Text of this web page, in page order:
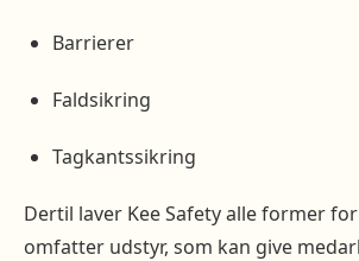
Barrierer
Faldsikring
Tagkantssikring
Dertil laver Kee Safety alle former
omfatter udstyr, som kan give